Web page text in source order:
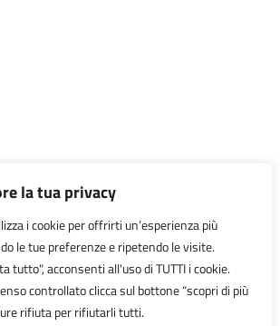
la tua privacy
i cookie per offrirti un’esperienza più
le tue preferenze e ripetendo le visite.
tutto", acconsenti all'uso di TUTTI i cookie.
controllato clicca sul bottone “scopri di più
rifiuta per rifiutarli tutti.